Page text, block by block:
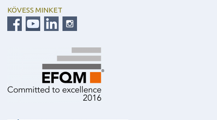
KÖVESS MINKET